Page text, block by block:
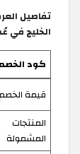
تفاصيل
الخليج في
كود
قيمة
المنتجات
المشمولة